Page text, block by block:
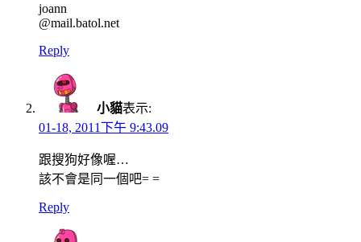
joann
@mail.batol.net
Reply
小貓表示:
01-18, 2011下午 9:43.09
跟搜狗好像喔…
該不會是同一個吧= =
Reply